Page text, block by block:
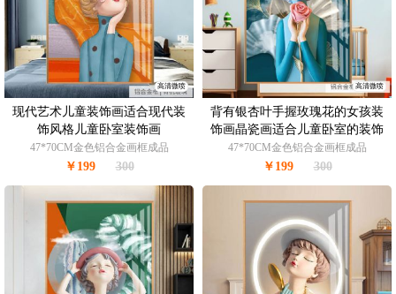
高清微喷
现代艺术儿童装饰画适合现代装
饰风格儿童卧室装饰画
47*70CM金色铝合金画框成品
￥199 300
高清微喷
背有银杏叶手握玫瑰花的女孩装
饰画晶瓷画适合儿童卧室的装饰
画
47*70CM金色铝合金画框成品
￥199 300